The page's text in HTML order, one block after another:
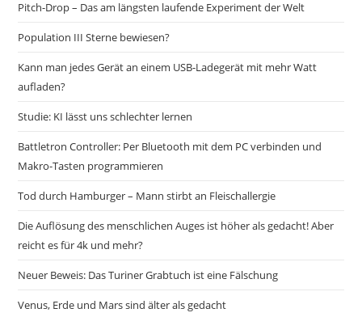
Pitch-Drop – Das am längsten laufende Experiment der Welt
Population III Sterne bewiesen?
Kann man jedes Gerät an einem USB-Ladegerät mit mehr Watt
aufladen?
Studie: KI lässt uns schlechter lernen
Battletron Controller: Per Bluetooth mit dem PC verbinden und
Makro-Tasten programmieren
Tod durch Hamburger – Mann stirbt an Fleischallergie
Die Auflösung des menschlichen Auges ist höher als gedacht! Aber
reicht es für 4k und mehr?
Neuer Beweis: Das Turiner Grabtuch ist eine Fälschung
Venus, Erde und Mars sind älter als gedacht